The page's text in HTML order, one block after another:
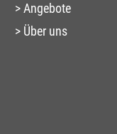
Angebote
Über uns